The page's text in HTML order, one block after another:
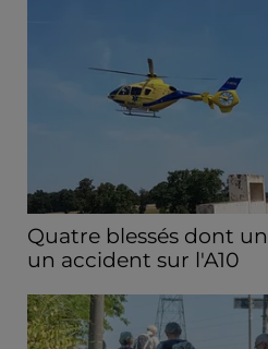
Quatre blessés dont
un accident sur l'A10
7 août à hauteur de
d'Orléans.